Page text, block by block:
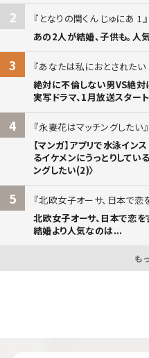
2
となりの関くん じゅにあ 1
あの2人が結婚、子供も。人
3
あなたは私におとされたい
絶対に不倫しない男VS絶対
実写ドラマ、1月放送スター
4
永妻花はマッチングしたい
【マンガ】アプリで水泳イン
るイケメンにうっとりしてい
ングしたい(2)〉
5
北欧女子オーサ、日本で恋
北欧女子オーサ、日本で恋
結婚より人気なのは...
も